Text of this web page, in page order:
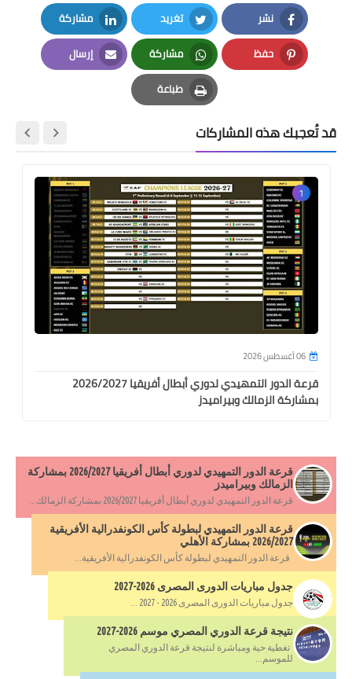
نشر
Facebook
تغريد
Twitter
مشاركة
LinkedIn
حفظ
Pinterest
مشاركة
Whatsapp
إرسال
Email
طباعة
Print
قد تُعجبك هذه المشاركات
1
06 أغسطس 2026
قرعة الدور التمهيدي لدوري أبطال أفريقيا 2026/2027
بمشاركة الزمالك وبيراميدز
قرعة الدور التمهيدي لدوري أبطال أفريقيا 2026/2027 بمشاركة
الزمالك وبيراميدز
قرعة الدور التمهيدي لدوري أبطال أفريقيا 2026/2027 بمشاركة الزمالك...
قرعة الدور التمهيدي لبطولة كأس الكونفدرالية الأفريقية
2026/2027 بمشاركة الأهلي
قرعة الدور التمهيدي لبطولة كأس الكونفدرالية الأفريقية...
جدول مباريات الدورى المصرى 2026-2027
جدول مباريات الدورى المصرى 2026 - 2027 ...
نتيجة قرعة الدوري المصري موسم 2026-2027
تغطية حية ومباشرة لنتيجة قرعة الدوري المصري
للموسم...